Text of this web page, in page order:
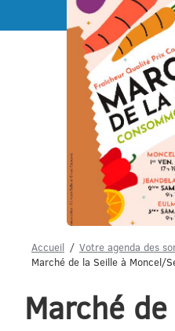
Accueil
Votre agenda des
Marché de la Seille à Moncel/
Marché